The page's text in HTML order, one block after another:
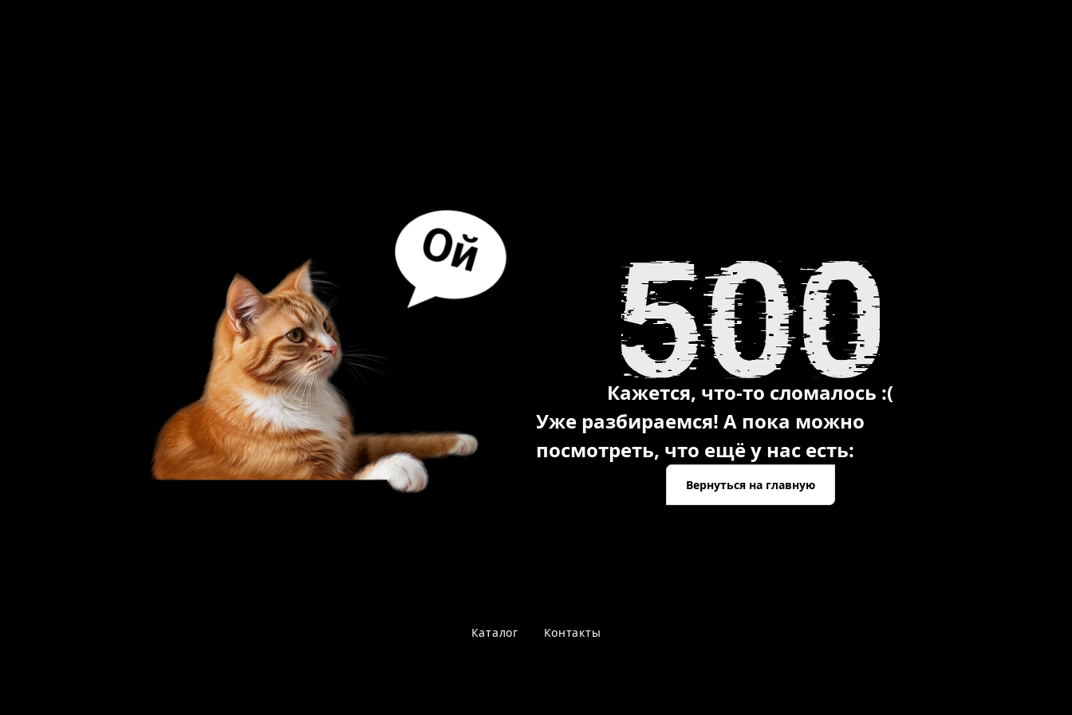
Кажется, что-то сломалось :(
Уже разбираемся! А пока можно
посмотреть, что ещё у нас есть:
Вернуться на главную
Каталог Контакты